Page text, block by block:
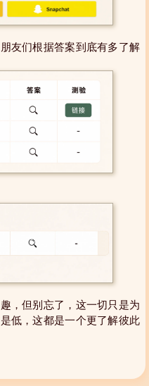
友们根据答案到底有多了解
，但别忘了，这一切只是为
低，这都是一个更了解彼此